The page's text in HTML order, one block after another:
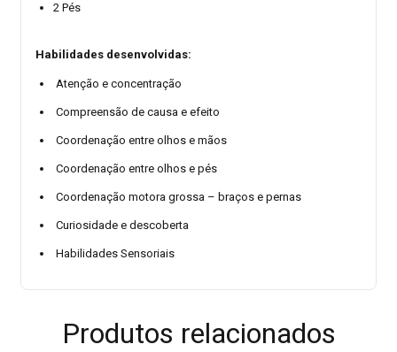
2 Pés
Habilidades desenvolvidas:
Atenção e concentração
Compreensão de causa e efeito
Coordenação entre olhos e mãos
Coordenação entre olhos e pés
Coordenação motora grossa – braços e pernas
Curiosidade e descoberta
Habilidades Sensoriais
Produtos relacionados